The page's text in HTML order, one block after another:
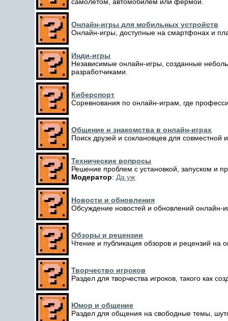
Онлайн-игры для мобильных устройств
Онлайн-игры, доступные на смартфонах и
Инди-игры
Независимые онлайн-игры, созданные
разработчиками.
Киберспорт
Соревнования по онлайн-играм, где
Общение и знакомства в онлайн-играх
Поиск друзей и соклановцев для совместной
Технические вопросы
Решение проблем с установкой, запуском и
Модератор: Да уж
Новости и обновления
Обсуждение новостей и обновлений онлайн-
Обзоры и рецензии
Чтение и публикация обзоров и рецензий на
Творчество игроков
Раздел для творчества игроков, такого как
Юмор и общение
Раздел для общения на свободные темы,